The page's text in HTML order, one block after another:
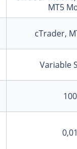
MT5
cTrader,
Variable
100
0,01